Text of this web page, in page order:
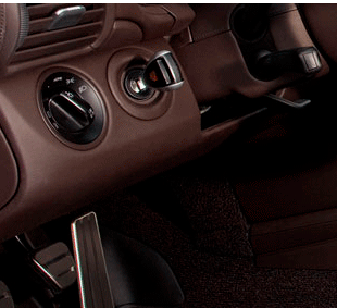
для
для Great
1 поколение
EVA
2600